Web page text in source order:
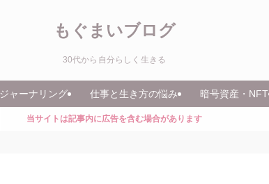
もぐまいブログ
30代から自分らしく生きる
ジャーナリング 仕事と生き方の悩み 暗号資産・NFT
当サイトは記事内に広告を含む場合があります